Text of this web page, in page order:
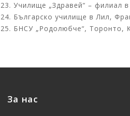
Училище „Здравей“ – филиал
Българско училище в Лил,
БНСУ „Родолюбче“, Торонто,
За нас